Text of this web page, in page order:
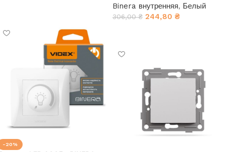
Binera внутренняя, Белый
306,00₴ 244,80 ₴
-20%